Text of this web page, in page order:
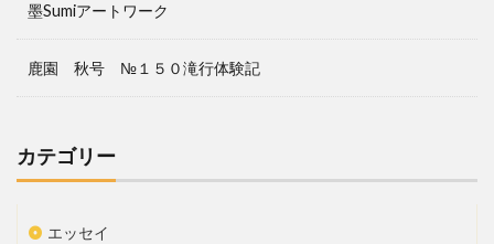
墨Sumiアートワーク
鹿園 秋号 №１５０滝行体験記
カテゴリー
エッセイ